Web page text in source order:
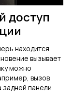
доступ
находится
вызывает
можно
вызов
задней панели